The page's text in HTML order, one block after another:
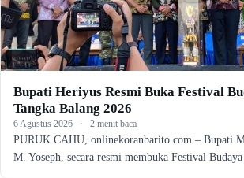
Bupati Heriyus Resmi Buka Festival
Tangka Balang 2026
6 Agustus 2026 · 2 menit baca
PURUK CAHU, onlinekoranbarito.com – Bupati
M. Yoseph, secara resmi membuka Festival